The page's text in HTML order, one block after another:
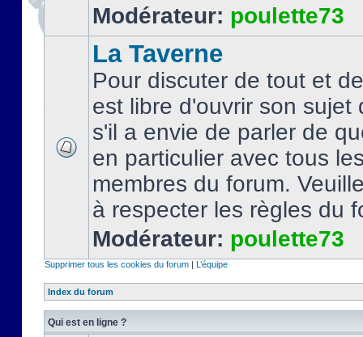
Modérateur: poulette73
La Taverne
Pour discuter de tout et
est libre d'ouvrir son sujet
s'il a envie de parler de
en particulier avec tous
membres du forum.
à respecter les règles du
Modérateur: poulette73
Supprimer tous les cookies du forum | L’équipe
Index du forum
Qui est en ligne ?